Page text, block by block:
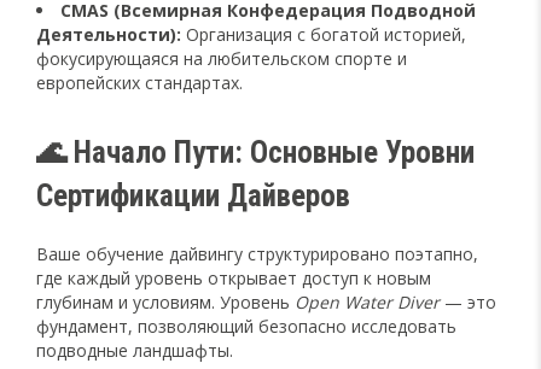
CMAS (Всемирная Конфедерация Подводной
Деятельности): Организация с богатой историей,
фокусирующаяся на любительском спорте и
европейских стандартах.
🌊 Начало Пути: Основные Уровни
Сертификации Дайверов
Ваше обучение дайвингу структурировано поэтапно,
где каждый уровень открывает доступ к новым
глубинам и условиям. Уровень Open Water Diver— это
фундамент, позволяющий безопасно исследовать
подводные ландшафты.